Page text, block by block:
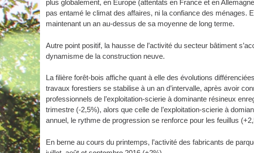
plus globalement, en Europe (attentats en France et en
pas entamé le climat des affaires, ni la confiance des ménages.
maintenant un an au-dessus de sa moyenne de long terme.
Autre point positif, la hausse de l’activité du secteur bâtiment
dynamisme de la construction neuve.
La filière forêt-bois affiche quant à elle des évolutions
travaux forestiers se stabilise à un an d’intervalle, après avoir
professionnels de l’exploitation-scierie à dominante résineux
trimestre (-2,5%), alors que celle de l’exploitation-scierie à
annuel, le rythme de progression se renforce pour les feuillus
En berne au cours du printemps, l’activité des fabricants de